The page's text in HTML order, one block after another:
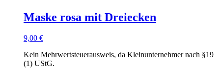
Maske rosa mit Dreiecken
9,00 €
Kein Mehrwertsteuerausweis, da Kleinunternehmer nach §19
(1) UStG.